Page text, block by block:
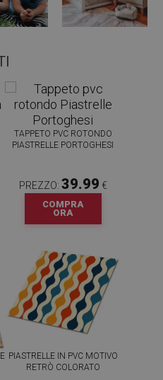
TAPPETO PVC ROTONDO
PIASTRELLE PORTOGHESI
PREZZO: 39.99 €
COMPRA
ORA
PIASTRELLE IN PVC MOTIVO
RETRÒ COLORATO